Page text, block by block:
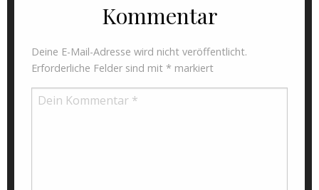
Kommentar
Deine E-Mail-Adresse wird nicht veröffentlicht.
Erforderliche Felder sind mit * markiert